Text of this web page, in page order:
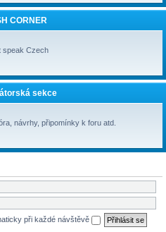
CORNER
speak Czech
sekce
návrhy, připomínky k foru atd.
při každé návštěvě